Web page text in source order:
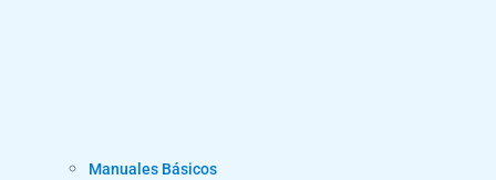
Manuales Básicos